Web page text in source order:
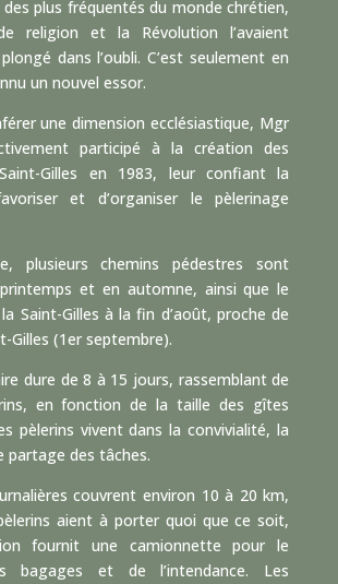
des plus fréquentés du monde chrétien,
religion et la Révolution l’avaient
dans l’oubli. C’est seulement en
un nouvel essor.
une dimension ecclésiastique, Mgr
participé à la création des
Gilles en 1983, leur confiant la
et d’organiser le pèlerinage
plusieurs chemins pédestres sont
et en automne, ainsi que le
Saint-Gilles à la fin d’août, proche de
Gilles (1er septembre).
dure de 8 à 15 jours, rassemblant de
en fonction de la taille des gîtes
pèlerins vivent dans la convivialité, la
partage des tâches.
couvrent environ 10 à 20 km,
aient à porter quoi que ce soit,
fournit une camionnette pour le
bagages et de l’intendance. Les